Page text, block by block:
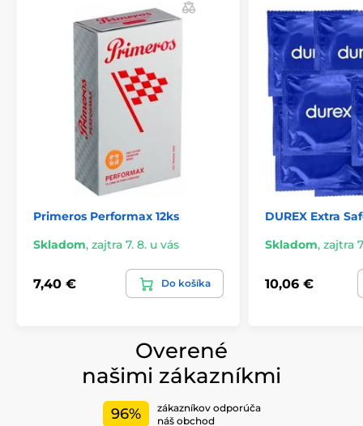
Primeros Performax 12ks
Skladom, zajtra 7. 8. u vás
7,40 € Do košíka
DUREX Extra
Skladom, zajtra
10,06 €
Overené
našimi zákazníkmi
96%
zákazníkov odporúča
náš obchod